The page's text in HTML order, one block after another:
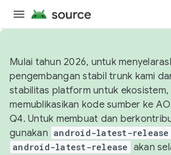
Mulai tahun 2026, untuk
pengembangan stabil trunk kami
stabilitas platform untuk ekosistem,
memublikasikan kode sumber ke
Q4. Untuk membuat dan
gunakan android-latest-release
android-latest-release akan